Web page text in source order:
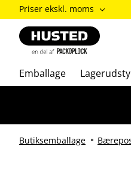
ændre
Priser
inkl.
moms
Priser
ekskl.
Priser ekskl. moms
Emballage
Butiksemballage